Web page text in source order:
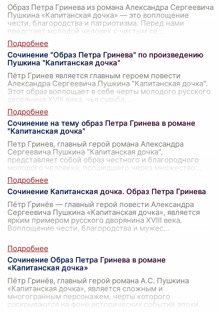
Образ Петра Гринева из романа Александра Сергеевича
Пушкина «Капитанская дочка» — это воплощение
чести, благородства и патриотизма. Перед нами
предстает молодой человек с чистым се
Сочинение "Образ Петра Гринева" по произведению
Пушкина "Капитанская дочка"
Пётр Гринев является главным героем повести
Александра Сергеевича Пушкина "Капитанская дочка".
Этот образ воплощает в себе черты молодого русского
дворянина XVIII века, чья судьба,
Сочинение на тему образ Петра Гринева в романе
"Капитанская дочка"
Петр Гринев, главный герой романа Александра
Сергеевича Пушкина "Капитанская дочка",
представляет собой образ честного и благородного
молодого человека, прошедшего через множество
Сочинение Капитанская дочка. Образ Петра Гринева
Пётр Гринёв — главный герой повести Александра
Сергеевича Пушкина «Капитанская дочка», является
ярким примером русского дворянина XVIII века.
Воплощение чести, благородства и мужес...
Сочинение Образ Петра Гринева в романе
«Капитанская дочка»
Пётр Гринёв, главный герой романа А.С. Пушкина
«Капитанская дочка», является сложным и
многогранным персонажем, черты которого
раскрываются на фоне исторических событий эпохи.